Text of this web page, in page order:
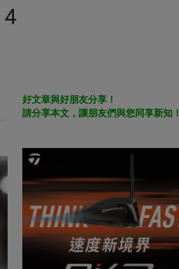
好文章與好朋友分享！
請分享本文，讓朋友們與您同享新知！